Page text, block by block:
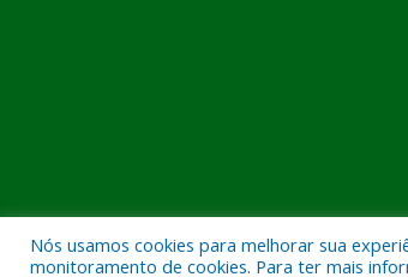
Todos os direitos reservados a
Nós usamos cookies para melhorar sua
monitoramento de cookies. Para ter mais